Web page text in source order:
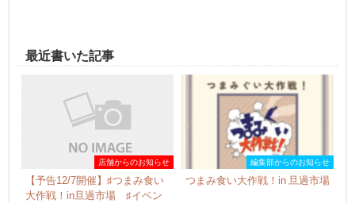
最近書いた記事
店舗からのお知らせ
【予告12/7開催】♯つまみ食い
大作戦！in旦過市場 ♯イベン
編集部からのお知らせ
つまみ食い大作戦！in 旦過市場